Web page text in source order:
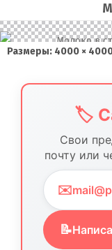
Фото без фона
Размеры: 4000 ×
🏷️
Свои
почту или
✉️
📝